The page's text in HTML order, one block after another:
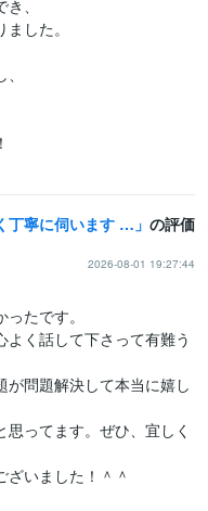
、
した。
夫婦関係やパートナーの悩みを優しく丁寧に伺います 不妊や浮気、DVにモラハラ、レスや愚痴まで話せる場所 の評価
2026-08-01 19:27:44
たです。
く話して下さって有難う
問題解決して本当に嬉し
ってます。ぜひ、宜しく
いました！＾＾